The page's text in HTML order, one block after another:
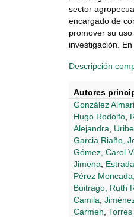
sector
encargado de
promover su
investigación. En
Descripción
Autores
González
Hugo Rodolfo
Alejandra
Garcia Riaño,
Gómez, Carol
Jimena
Pérez
Buitrago, Ruth
Camila
Carmen